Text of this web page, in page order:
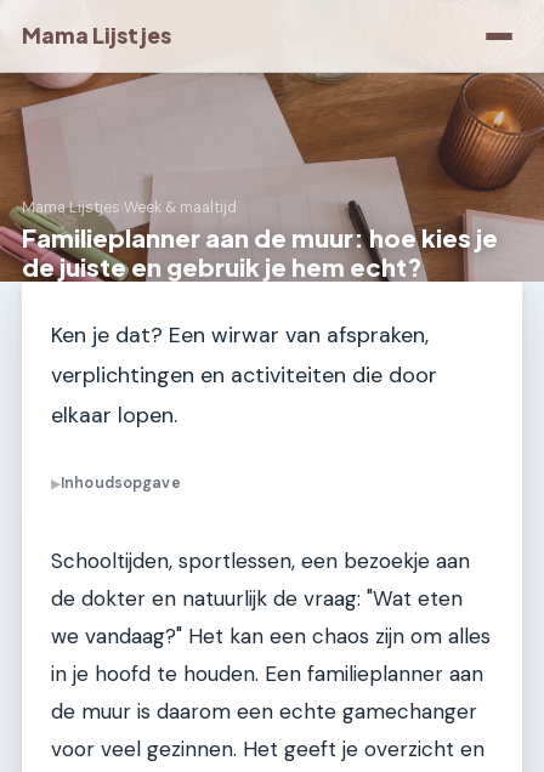
Mama Lijstjes
Mama Lijstjes Week & maaltijd
Familieplanner aan de muur: hoe kies je
de juiste en gebruik je hem echt?
Ken je dat? Een wirwar van afspraken,
verplichtingen en activiteiten die door
elkaar lopen.
▶Inhoudsopgave
Schooltijden, sportlessen, een bezoekje aan
de dokter en natuurlijk de vraag: "Wat eten
we vandaag?" Het kan een chaos zijn om alles
in je hoofd te houden. Een familieplanner aan
de muur is daarom een echte gamechanger
voor veel gezinnen. Het geeft je overzicht en